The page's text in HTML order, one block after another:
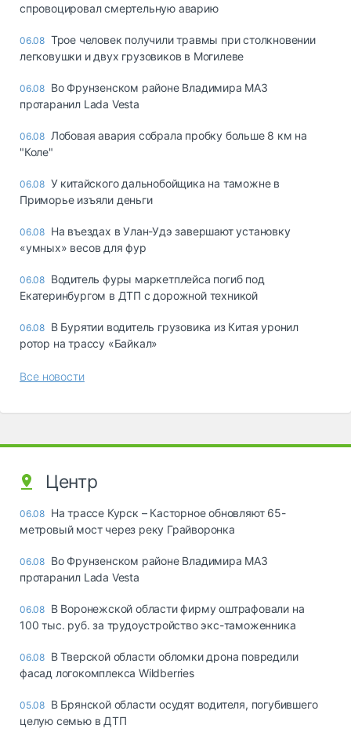
спровоцировал смертельную аварию
06.08 Трое человек получили травмы при столкновении
легковушки и двух грузовиков в Могилеве
06.08 Во Фрунзенском районе Владимира МАЗ
протаранил Lada Vesta
06.08 Лобовая авария собрала пробку больше 8 км на
"Коле"
06.08 У китайского дальнобойщика на таможне в
Приморье изъяли деньги
06.08 Ha въeздax в Улaн-Удэ зaвepшaют ycтaнoвкy
«yмныx» вecoв для фyp
06.08 Водитель фуры маркетплейса погиб под
Екатеринбургом в ДТП с дорожной техникой
06.08 В Бурятии водитель грузовика из Китая уронил
ротор на трассу «Байкал»
Все новости
Центр
06.08 На трассе Курск – Касторное обновляют 65-
метровый мост через реку Грайворонка
06.08 Во Фрунзенском районе Владимира МАЗ
протаранил Lada Vesta
06.08 В Воронежской области фирму оштрафовали на
100 тыс. руб. за трудоустройство экс-таможенника
06.08 В Тверской области обломки дрона повредили
фасад логокомплекса Wildberries
05.08 В Брянской области осудят водителя, погубившего
целую семью в ДТП